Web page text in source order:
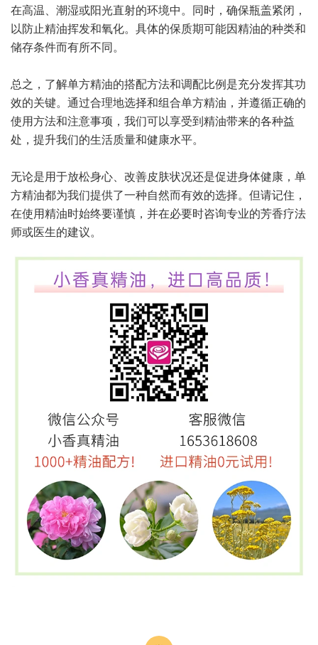
在高温、潮湿或阳光直射的环境中。同时，确保瓶盖紧闭，
以防止精油挥发和氧化。具体的保质期可能因精油的种类和
储存条件而有所不同。
总之，了解单方精油的搭配方法和调配比例是充分发挥其功
效的关键。通过合理地选择和组合单方精油，并遵循正确的
使用方法和注意事项，我们可以享受到精油带来的各种益
处，提升我们的生活质量和健康水平。
无论是用于放松身心、改善皮肤状况还是促进身体健康，单
方精油都为我们提供了一种自然而有效的选择。但请记住，
在使用精油时始终要谨慎，并在必要时咨询专业的芳香疗法
师或医生的建议。